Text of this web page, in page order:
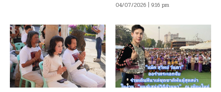
04/07/2026 | 9:16 pm